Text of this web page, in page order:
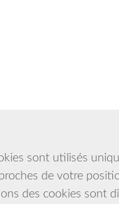
sont utilisés
de votre
des cookies sont